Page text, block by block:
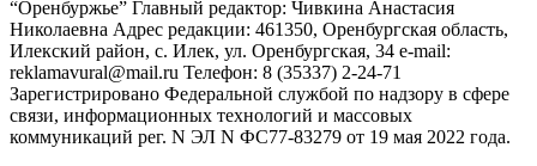
“Оренбуржье” Главный редактор: Чивкина Анастасия
Николаевна Адрес редакции: 461350, Оренбургская область,
Илекский район, с. Илек, ул. Оренбургская, 34 e-mail:
reklamavural@mail.ru Телефон: 8 (35337) 2-24-71
Зарегистрировано Федеральной службой по надзору в сфере
связи, информационных технологий и массовых
коммуникаций рег. N ЭЛ N ФС77-83279 от 19 мая 2022 года.